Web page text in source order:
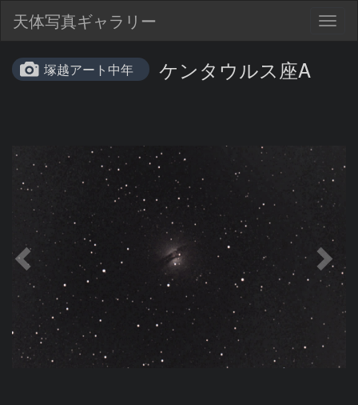
天体写真ギャラリー
塚越アート中年 ケンタウルス座A